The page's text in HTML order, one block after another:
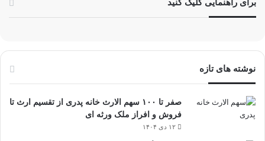
برای راهنمایی کلیک کنید
نوشته های تازه
صفر تا ۱۰۰ سهم الارث خانه پدری از تقسیم ارث تا
فروش و افراز ملک ورثه ای
۱۲ دی ۱۴۰۴